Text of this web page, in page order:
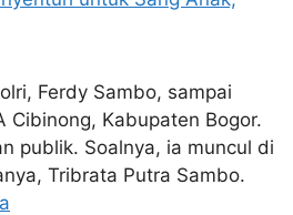
Ferdy Sambo, sampai
Cibinong, Kabupaten Bogor.
publik. Soalnya, ia muncul di
Tribrata Putra Sambo.